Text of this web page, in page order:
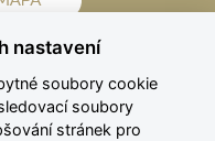
nastavení
soubory cookie
soubory
stránek pro